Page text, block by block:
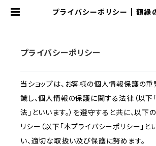
プライバシーポリシー | 額縁
プライバシーポリシー
当ショップは、お客様の個人情報保護の
識し、個人情報の保護に関する法律（以下
法」といいます。）を遵守すると共に、以下
リシー（以下「本プライバシーポリシー」と
い、適切な取扱い及び保護に努めます。